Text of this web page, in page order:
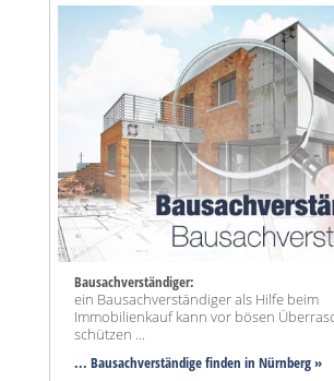
Bausachverständiger:
ein Bausachverständiger als Hilfe beim
Immobilienkauf kann vor bösen
schützen ...
... Bausachverständige finden in Nürnberg »